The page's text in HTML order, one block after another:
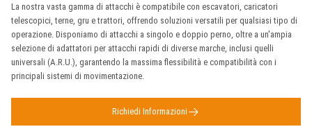
La nostra vasta gamma di attacchi è compatibile con escavatori, caricatori
telescopici, terne, gru e trattori, offrendo soluzioni versatili per qualsiasi tipo di
operazione. Disponiamo di attacchi a singolo e doppio perno, oltre a un'ampia
selezione di adattatori per attacchi rapidi di diverse marche, inclusi quelli
universali (A.R.U.), garantendo la massima flessibilità e compatibilità con i
principali sistemi di movimentazione.
Richiedi Informazioni